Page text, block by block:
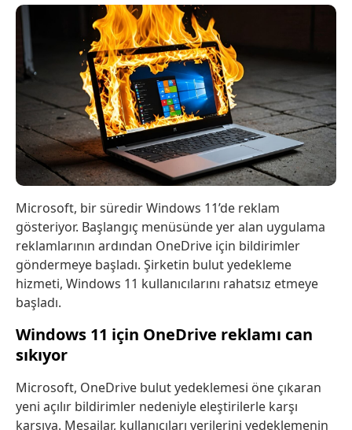
Microsoft, bir süredir Windows 11’de reklam
gösteriyor. Başlangıç menüsünde yer alan uygulama
reklamlarının ardından OneDrive için bildirimler
göndermeye başladı. Şirketin bulut yedekleme
hizmeti, Windows 11 kullanıcılarını rahatsız etmeye
başladı.
Windows 11 için OneDrive reklamı can
sıkıyor
Microsoft, OneDrive bulut yedeklemesi öne çıkaran
yeni açılır bildirimler nedeniyle eleştirilerle karşı
karşıya. Mesajlar, kullanıcıları verilerini yedeklemenin